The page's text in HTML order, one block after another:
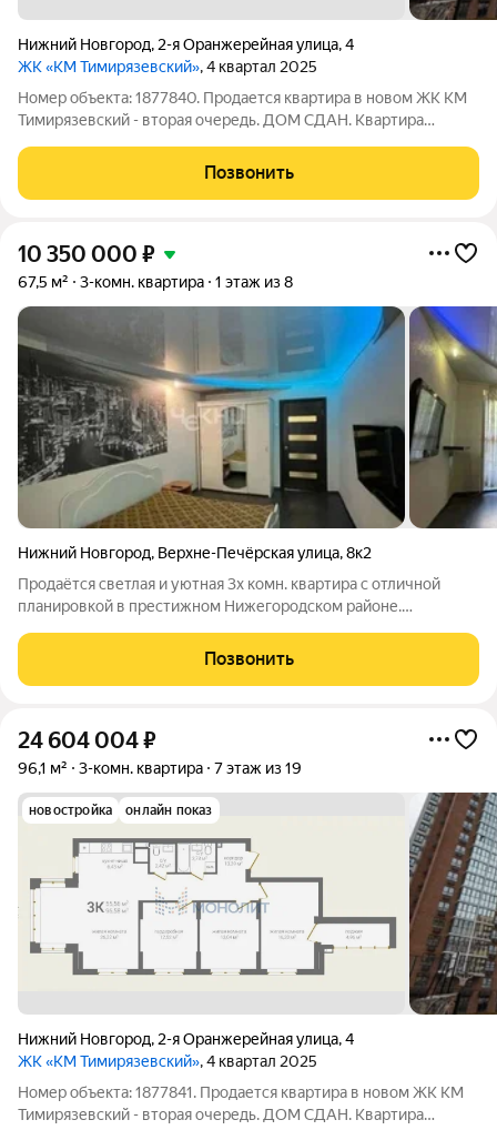
Нижний Новгород, 2-я Оранжерейная улица,4
ЖК «КМ Тимирязевский», 4 квартал 2025
Номер объекта: 1877840. Продается квартира в новом ЖК КМ
Тимирязевский - вторая очередь. ДОМ СДАН. Квартира
гарнитуром. Абсолютно безопасное дворовое пространство,
идеальное место для вечерних
Позвонить
10 350 000 ₽
67,5 м² 3-комн. квартира 1 этаж из 8
Нижний Новгород, Верхне-Печёрская улица,8к2
Продаётся светлая и уютная 3х комн. квартира с отличной
планировкой в престижном Нижегородском районе.
, площадь: Общая 67,5 кв.м. / Жилая 39 кв.м. / Кухня 9,5 кв.м.
Этаж: 1 из 8 (панельный
Позвонить
24 604 004₽
96,1 м² 3-комн. квартира 7 этаж из 19
новостройка онлайн показ
Нижний Новгород, 2-я Оранжерейная улица,4
ЖК «КМ Тимирязевский», 4 квартал 2025
Номер объекта: 1877841. Продается квартира в новом ЖК КМ
Тимирязевский - вторая очередь. ДОМ СДАН. Квартира